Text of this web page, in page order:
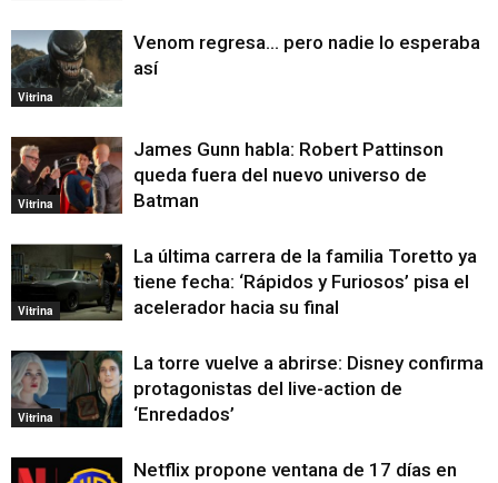
Vitrina
Venom regresa… pero nadie lo esperaba
así
Vitrina
James Gunn habla: Robert Pattinson
queda fuera del nuevo universo de
Batman
Vitrina
La última carrera de la familia Toretto ya
tiene fecha: ‘Rápidos y Furiosos’ pisa el
acelerador hacia su final
Vitrina
La torre vuelve a abrirse: Disney confirma
protagonistas del live-action de
‘Enredados’
Netflix propone ventana de 17 días en